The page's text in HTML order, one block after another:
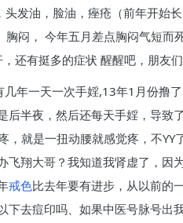
发油，脸油，痤疮（前年开始
闷， 今年五月差点胸闷气短
还有挺多的症状 醒醒吧，朋友
年一天一次手婬,13年1月份撸
后半夜，然后还每天手婬，导
，就是一扭动腰就感觉疼，不
翔大哥？我知道我肾虚了，
戒色比去年要有进步，从以前的
去痘印吗、如果中医号脉号